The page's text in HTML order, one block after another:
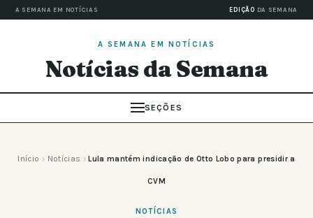
A SEMANA EM NOTÍCIAS EDIÇÃO DA SEMANA
A SEMANA EM NOTÍCIAS
Notícias da Semana
SEÇÕES
Início › Notícias › Lula mantém indicação de Otto Lobo para presidir a
CVM
NOTÍCIAS